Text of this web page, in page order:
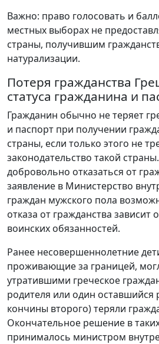
Важно: право голосовать и
местных выборах не
страны, получившим
натурализации.
Потеря гражданства
статуса гражданина и
Гражданин обычно не теряет
и паспорт при получении
страны, если только этого не
законодательство такой
добровольно отказаться от
заявление в Министерство
граждан мужского пола
отказа от гражданства
воинских обязанностей.
Ранее несовершеннолетние
проживающие за границей,
утратившими греческое
родителя или один оставшийся
кончины второго) теряли
Окончательное решение в
принималось министром